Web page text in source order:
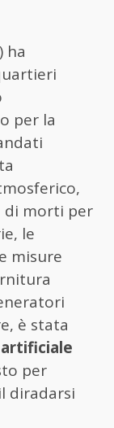
ha
per la
di morti per
le
misure
è stata
artificiale
per
diradarsi